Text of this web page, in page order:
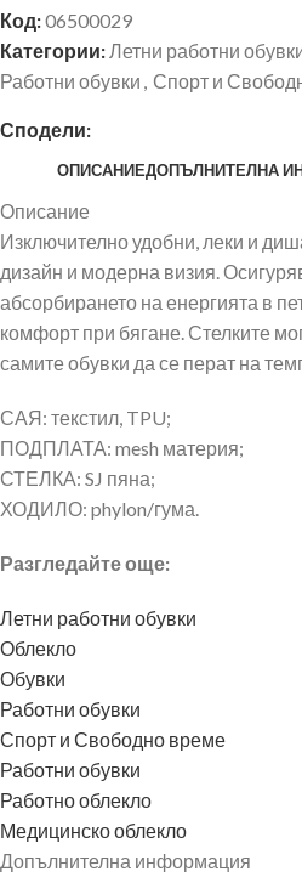
Код:06500029
Категории:Летни работни
Работни обувки , Спорт и
Сподели:
ОПИСАНИЕДОПЪЛНИТЕЛНА
Описание
Изключително удобни, леки и
дизайн и модерна визия.
абсорбирането на енергията в
комфорт при бягане. Стелките
самите обувки да се перат на
САЯ: текстил, TPU;
ПОДПЛАТА: mesh материя;
СТЕЛКА: SJ пяна;
ХОДИЛО: phylon/гума.
Разгледайте още:
Летни работни обувки
Облекло
Обувки
Работни обувки
Спорт и Свободно време
Работни обувки
Работно облекло
Медицинско облекло
Допълнителна информация